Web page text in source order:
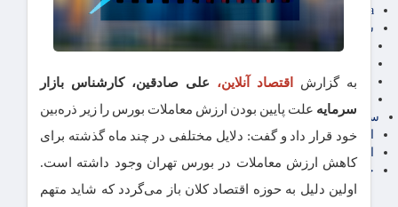
24intermedia
سایر اخبار اقتصادی
عمومی و سرگرمی
آگهی رسمی و مزایده
سایر رسانه ها
اقتصاد فارسی
خرید انواع دیزل ژنراتور
به گزارش اقتصاد آنلاین، علی صادقین، کارشناس بازار
سرمایه علت پایین بودن ارزش معاملات بورس را زیر ذره‌بین
خود قرار داد و گفت: دلایل مختلفی در چند ماه گذشته برای
کاهش ارزش معاملات در بورس تهران وجود داشته است.
اولین دلیل به حوزه اقتصاد کلان باز می‌گردد که شاید متهم